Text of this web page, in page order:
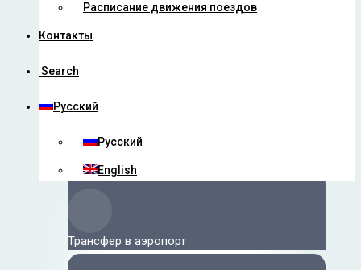
Расписание движения поездов
Контакты
Search
Русский
Русский
English
Такси Минск — аэропорт
Такси Минск — аэропорт Борисполь
Трансфер в аэропорт